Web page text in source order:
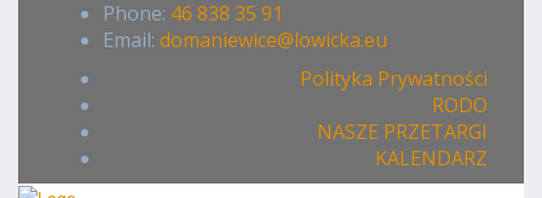
Phone: 46 838 35 91
Email: domaniewice@lowicka.eu
Polityka Prywatności
RODO
NASZE PRZETARGI
KALENDARZ